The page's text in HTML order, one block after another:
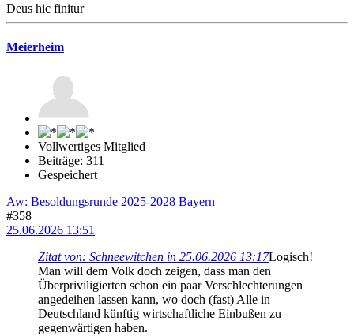
Deus hic finitur
Meierheim
Vollwertiges Mitglied
Beiträge: 311
Gespeichert
Aw: Besoldungsrunde 2025-2028 Bayern
#358
25.06.2026 13:51
Zitat von: Schneewitchen in 25.06.2026 13:17Logisch!
Man will dem Volk doch zeigen, dass man den
Überpriviligierten schon ein paar Verschlechterungen
angedeihen lassen kann, wo doch (fast) Alle in
Deutschland künftig wirtschaftliche Einbußen zu
gegenwärtigen haben.